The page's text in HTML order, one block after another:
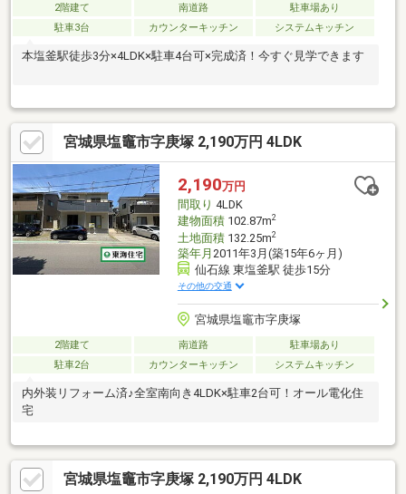
2階建て 南道路
駐車場あり
駐車3台
カウンターキッチン システムキッチン
本塩釜駅徒歩3分×4LDK×駐車4台可×完成済！今すぐ見学できます
宮城県塩竈市字庚塚 2,190万円 4LDK
2,190万円
間取り 4LDK
建物面積102.87m2
土地面積132.25m2
築年月 2011年3月(築15年6ヶ月)
仙石線 東塩釜駅 徒歩15分
その他の交通
宮城県塩竈市字庚塚
2階建て 南道路
駐車場あり
駐車2台
カウンターキッチン システムキッチン
内外装リフォーム済♪全室南向き4LDK×駐車2台可！オール電化住
宅
宮城県塩竈市字庚塚 2,190万円 4LDK